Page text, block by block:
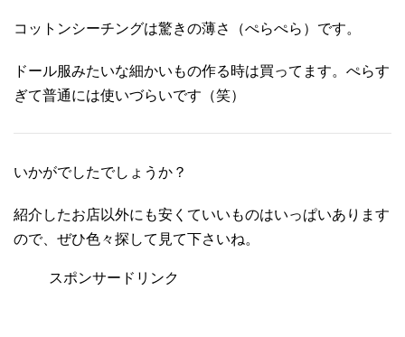
コットンシーチングは驚きの薄さ（ぺらぺら）です。
ドール服みたいな細かいもの作る時は買ってます。ぺらす
ぎて普通には使いづらいです（笑）
いかがでしたでしょうか？
紹介したお店以外にも安くていいものはいっぱいあります
ので、ぜひ色々探して見て下さいね。
スポンサードリンク